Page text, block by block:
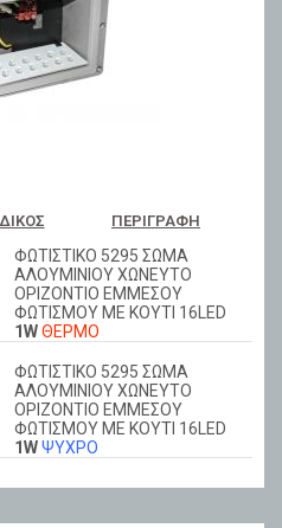
ΠΕΡΙΓΡΑΦΉ
ΦΩΤΙΣΤΙΚΟ 5295 ΣΩΜΑ
ΑΛΟΥΜΙΝΙΟΥ ΧΩΝΕΥΤΟ
ΟΡΙΖΟΝΤΙΟ ΕΜΜΕΣΟΥ
ΦΩΤΙΣΜΟΥ ΜΕ ΚΟΥΤΙ 16LED
1WΘΕΡΜΟ
ΦΩΤΙΣΤΙΚΟ 5295 ΣΩΜΑ
ΑΛΟΥΜΙΝΙΟΥ ΧΩΝΕΥΤΟ
ΟΡΙΖΟΝΤΙΟ ΕΜΜΕΣΟΥ
ΦΩΤΙΣΜΟΥ ΜΕ ΚΟΥΤΙ 16LED
1WΨΥΧΡΟ